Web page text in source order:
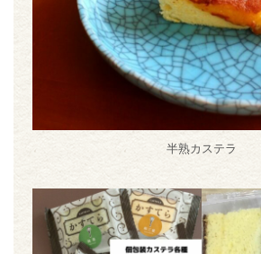
半熟カステラ